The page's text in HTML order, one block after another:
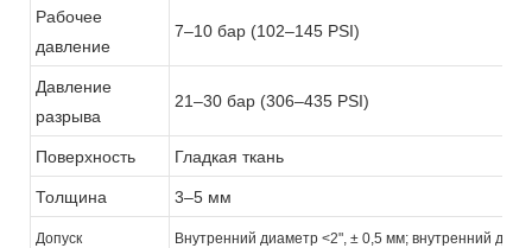
Рабочее
давление
7–10 бар (102–145 PSI)
Давление
разрыва
21–30 бар (306–435 PSI)
Поверхность Гладкая ткань
Толщина 3–5 мм
Допуск Внутренний диаметр <2", ± 0,5 мм; внутренний